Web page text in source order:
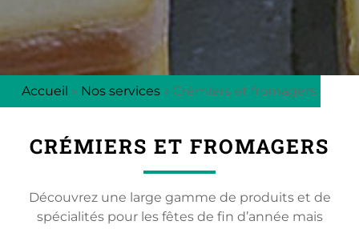
Accueil » Nos services » Crémiers et fromagers
CRÉMIERS ET FROMAGERS
Découvrez une large gamme de produits et de
spécialités pour les fêtes de fin d’année mais